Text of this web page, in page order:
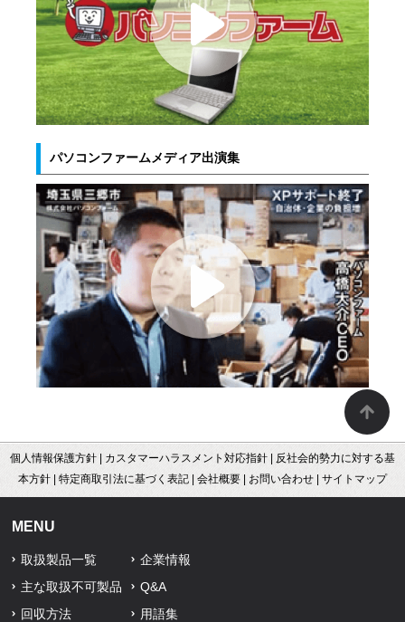
パソコンファームメディア出演集
個人情報保護方針 カスタマーハラスメント対応指針
反社会的勢力に対する基
本方針
特定商取引法に基づく表記 会社概要 お問い合わせ サイトマップ
MENU
取扱製品一覧
主な取扱不可製品
回収方法
企業情報
Q&A
用語集